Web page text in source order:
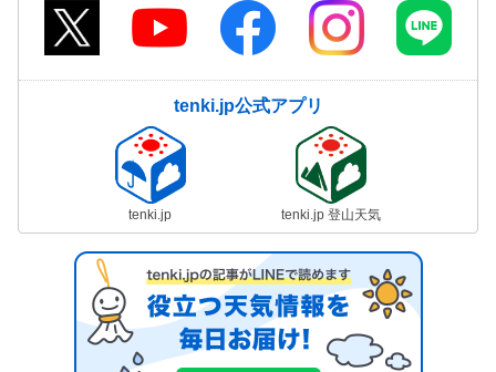
tenki.jp公式アプリ
tenki.jp tenki.jp 登山天気